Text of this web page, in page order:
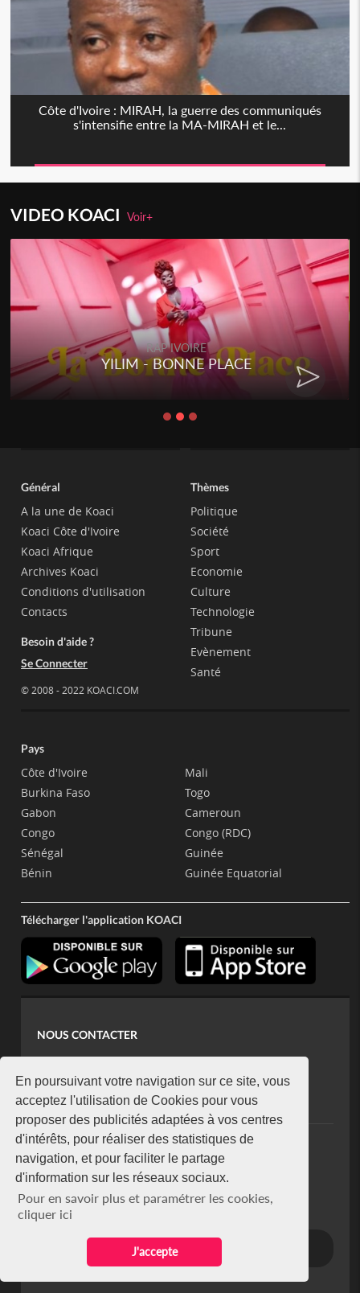
En poursuivant votre navigation sur ce site, vous
acceptez l'utilisation de Cookies pour vous
proposer des publicités adaptées à vos centres
d'intérêts, pour réaliser des statistiques de
navigation, et pour faciliter le partage
d'information sur les réseaux sociaux.
Pour en savoir plus et paramétrer les cookies,
cliquer ici
J'accepte
Côte d'Ivoire : MIRAH, la guerre des communiqués
s'intensifie entre la MA-MIRAH et le...
VIDEO KOACIVoir+
RAP IVOIRE
YILIM - BONNE PLACE
Général
A la une de Koaci
Koaci Côte d'Ivoire
Koaci Afrique
Archives Koaci
Conditions d'utilisation
Contacts
Besoin d'aide ?
Se Connecter
© 2008 - 2022 KOACI.COM
Thèmes
Politique
Société
Sport
Economie
Culture
Technologie
Tribune
Evènement
Santé
Pays
Côte d'Ivoire
Burkina Faso
Gabon
Congo
Sénégal
Bénin
Mali
Togo
Cameroun
Congo (RDC)
Guinée
Guinée Equatorial
Télécharger l'application KOACI
NOUS CONTACTER
koaci@yahoo.fr
+225 07 08 85 52 93
NEWSLETTER
Restez connecté via notre newsletter
S'abonner
Se désabonner